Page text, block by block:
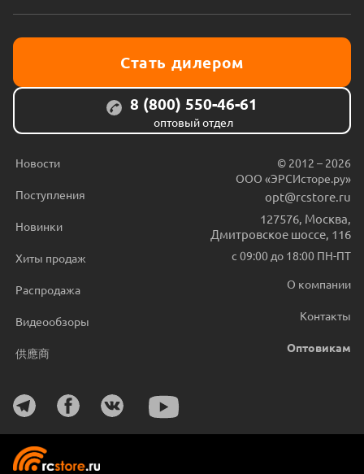
Стать дилером
8 (800) 550-46-61
оптовый отдел
Новости
Поступления
Новинки
Хиты продаж
Распродажа
Видеообзоры
供應商
© 2012 – 2026
ООО «ЭРСИсторе.ру»
opt@rcstore.ru
127576 Москва
Дмитровское шоссе, 116
с 09:00 до 18:00 ПН-ПТ
О компании
Контакты
Оптовикам